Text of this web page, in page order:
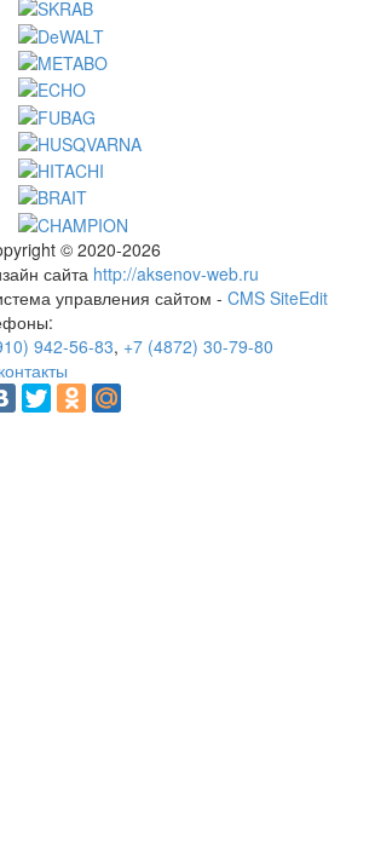
© 2020-2026
сайта http://aksenov-web.ru
управления сайтом - CMS SiteEdit
942-56-83, +7 (4872) 30-79-80